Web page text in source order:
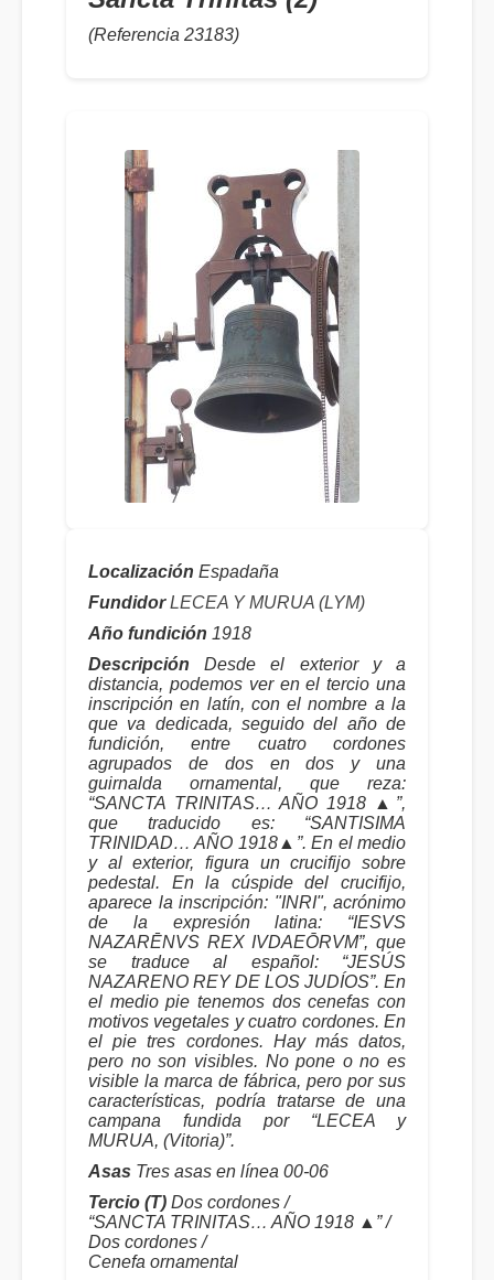
(Referencia 23183)
Localización Espadaña
Fundidor LECEA Y MURUA (LYM)
Año fundición 1918
Descripción Desde el exterior y a
distancia, podemos ver en el tercio una
inscripción en latín, con el nombre a la
que va dedicada, seguido del año de
fundición, entre cuatro cordones
agrupados de dos en dos y una
guirnalda ornamental, que reza:
“SANCTA TRINITAS… AÑO 1918 ▲”,
que traducido es: “SANTISIMA
TRINIDAD… AÑO 1918▲”. En el medio
y al exterior, figura un crucifijo sobre
pedestal. En la cúspide del crucifijo,
aparece la inscripción: "INRI", acrónimo
de la expresión latina: “IESVS
NAZARĒNVS REX IVDAEŌRVM”, que
se traduce al español: “JESÚS
NAZARENO REY DE LOS JUDÍOS”. En
el medio pie tenemos dos cenefas con
motivos vegetales y cuatro cordones. En
el pie tres cordones. Hay más datos,
pero no son visibles. No pone o no es
visible la marca de fábrica, pero por sus
características, podría tratarse de una
campana fundida por “LECEA y
MURUA, (Vitoria)”.
Asas Tres asas en línea 00-06
Tercio (T) Dos cordones /
“SANCTA TRINITAS… AÑO 1918 ▲” /
Dos cordones /
Cenefa ornamental